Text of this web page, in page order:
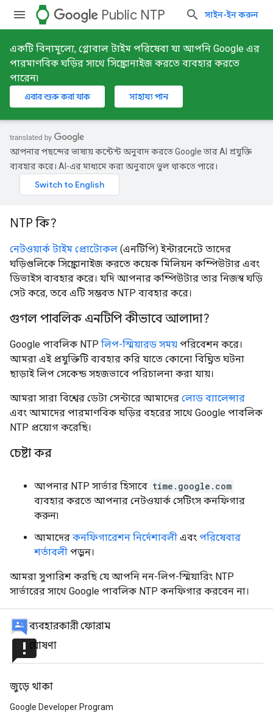
watch Public NTP সাইন-ইন করুন
একটি বিনামূল্যে, গ্লোবাল টাইম পরিষেবা যা আপনি Google এর
পারমাণবিক ঘড়ির সাথে সিঙ্ক্রোনাইজ করতে ব্যবহার করতে
পারেন৷
এবার শুরু করা যাক সাহায্য পান
আপনার পছন্দের ভাষায় কন্টেন্ট অনুবাদ করতে Google তার AI প্রযুক্তি
ব্যবহার করে। AI-এর মাধ্যমে করা অনুবাদে ভুল থাকতে পারে।
NTP কি?
নেটওয়ার্ক টাইম প্রোটোকল (এনটিপি) ইন্টারনেটে তাদের
ঘড়িগুলিকে সিঙ্ক্রোনাইজ করতে কয়েক মিলিয়ন কম্পিউটার এবং
ডিভাইস ব্যবহার করে। যদি আপনার কম্পিউটার তার নিজস্ব ঘড়ি
সেট করে, তবে এটি সম্ভবত NTP ব্যবহার করে।
গুগল পাবলিক এনটিপি কীভাবে আলাদা?
Google পাবলিক NTP লিপ-স্মিয়ারড সময় পরিবেশন করে।
আমরা এই প্রযুক্তিটি ব্যবহার করি যাতে কোনো বিঘ্নিত ঘটনা
ছাড়াই লিপ সেকেন্ড সহজভাবে পরিচালনা করা যায়।
আমরা সারা বিশ্বের ডেটা সেন্টারে আমাদের লোড ব্যালেন্সার
এবং আমাদের পারমাণবিক ঘড়ির বহরের সাথে Google পাবলিক
NTP প্রয়োগ করেছি।
চেষ্টা কর
আপনার NTP সার্ভার হিসাবে time.google.com
ব্যবহার করতে আপনার নেটওয়ার্ক সেটিংস কনফিগার
করুন৷
আমাদের কনফিগারেশন নির্দেশাবলী এবং পরিষেবার
শর্তাবলী পড়ুন।
আমরা সুপারিশ করছি যে আপনি নন-লিপ-স্মিয়ারিং NTP
সার্ভারের সাথে Google পাবলিক NTP কনফিগার করবেন না।
ব্যবহারকারী ফোরাম
announcementঘোষণা
জুড়ে থাকা
Google Developer Program